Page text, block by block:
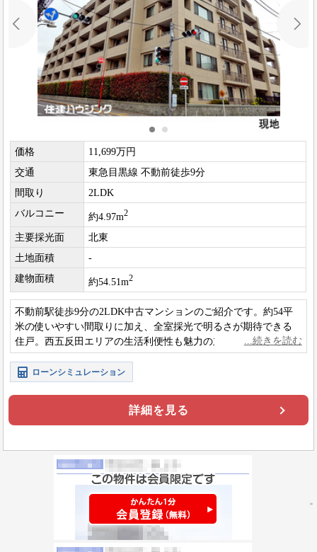
価格
11,699万円
交通
東急目黒線 不動前徒歩9分
間取り
2LDK
バルコニー
約4.97m2
主要採光面
北東
土地面積
-
建物面積
約54.51m2
不動前駅徒歩9分の2LDK中古マンションのご紹介です。約54平
米の使いやすい間取りに加え、全室採光で明るさが期待できる
住戸。西五反田エリアの生活利便性も魅力の立地です。ぜひお
気軽にお問い合わせください。
ローンシミュレーション
詳細を見る